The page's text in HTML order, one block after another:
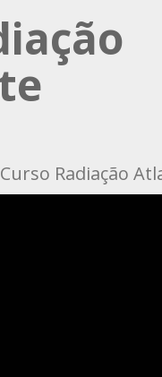
Radiação